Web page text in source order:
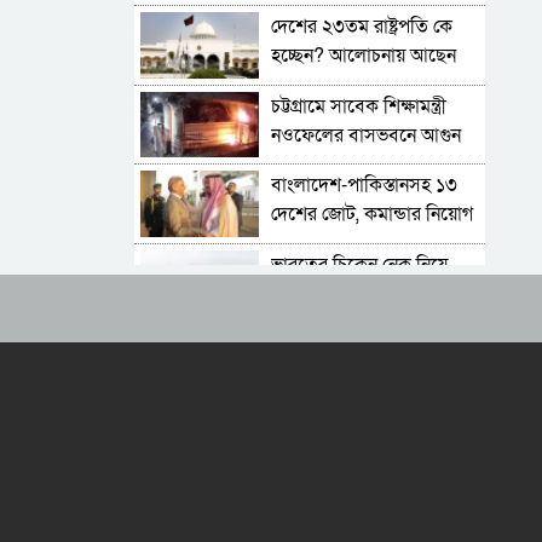
বিচারের মুখোমুখি হতেও ভয়
নেই
দেশের ২৩তম রাষ্ট্রপতি কে
হচ্ছেন? আলোচনায় আছেন
কারা?
চট্টগ্রামে সাবেক শিক্ষামন্ত্রী
নওফেলের বাসভবনে আগুন
বাংলাদেশ-পাকিস্তানসহ ১৩
দেশের জোট, কমান্ডার নিয়োগ
দিল সৌদি আরব
ভারতের চিকেন নেক নিয়ে
জাতীয় সংসদের বিশেষ